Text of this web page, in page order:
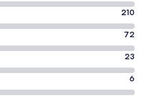
210
72
23
6